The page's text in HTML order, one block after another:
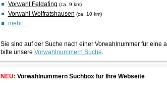
Vorwahl Feldafing (ca. 9 km)
Vorwahl Wolfratshausen (ca. 10 km)
mehr…
Sie sind auf der Suche nach einer Vorwahlnummer für eine
bitte unsere Vorwahlnummern Suche.
NEU: Vorwahlnummern Suchbox für Ihre Webseite